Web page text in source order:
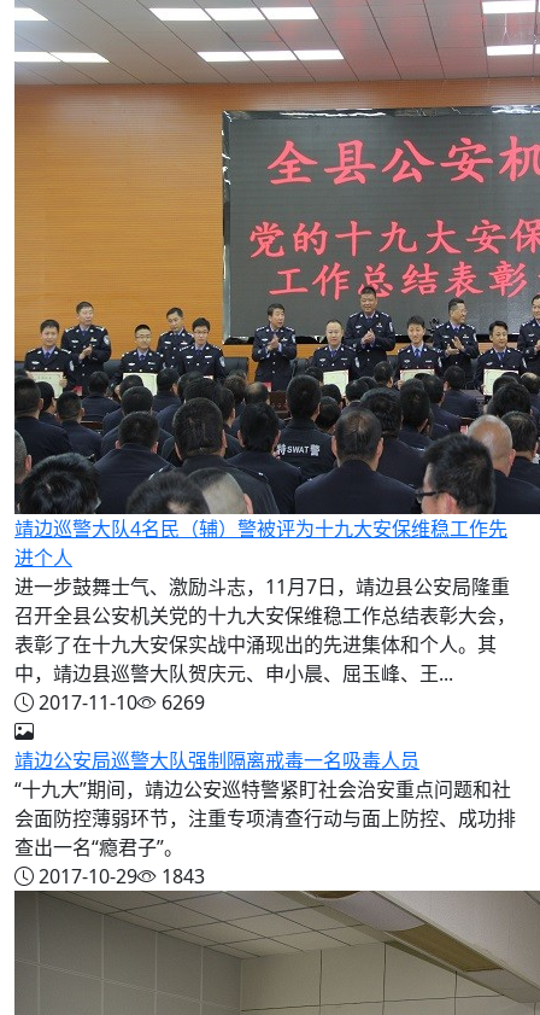
靖边巡警大队4名民（辅）警被评为十九大安保维稳工作先
进个人
进一步鼓舞士气、激励斗志，11月7日，靖边县公安局隆重
召开全县公安机关党的十九大安保维稳工作总结表彰大会，
表彰了在十九大安保实战中涌现出的先进集体和个人。其
中，靖边县巡警大队贺庆元、申小晨、屈玉峰、王...
2017-11-10
6269
靖边公安局巡警大队强制隔离戒毒一名吸毒人员
“十九大”期间，靖边公安巡特警紧盯社会治安重点问题和社
会面防控薄弱环节，注重专项清查行动与面上防控、成功排
查出一名“瘾君子”。
2017-10-29
1843